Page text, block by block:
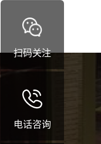
扫码关注
电话咨询